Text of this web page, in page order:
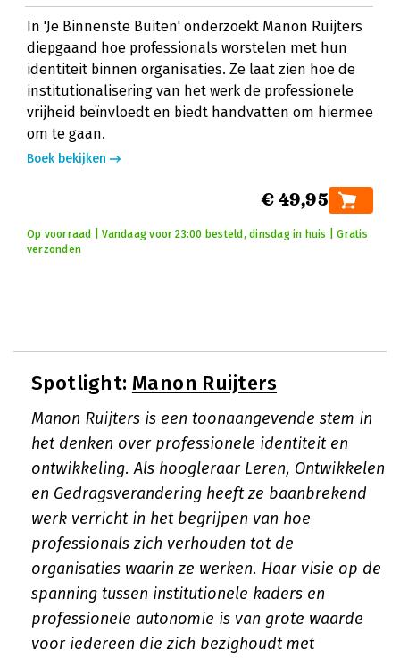
In 'Je Binnenste Buiten' onderzoekt Manon Ruijters
diepgaand hoe professionals worstelen met hun
identiteit binnen organisaties. Ze laat zien hoe de
institutionalisering van het werk de professionele
vrijheid beïnvloedt en biedt handvatten om hiermee
om te gaan.
Boek bekijken
€ 49,95
Op voorraad | Vandaag voor 23:00 besteld, dinsdag in huis | Gratis
verzonden
Spotlight: Manon Ruijters
Manon Ruijters is een toonaangevende stem in
het denken over professionele identiteit en
ontwikkeling. Als hoogleraar Leren, Ontwikkelen
en Gedragsverandering heeft ze baanbrekend
werk verricht in het begrijpen van hoe
professionals zich verhouden tot de
organisaties waarin ze werken. Haar visie op de
spanning tussen institutionele kaders en
professionele autonomie is van grote waarde
voor iedereen die zich bezighoudt met